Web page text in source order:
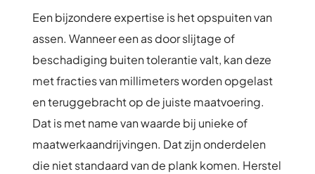
Een bijzondere expertise is het opspuiten van
assen. Wanneer een as door slijtage of
beschadiging buiten tolerantie valt, kan deze
met fracties van millimeters worden opgelast
en teruggebracht op de juiste maatvoering.
Dat is met name van waarde bij unieke of
maatwerkaandrijvingen. Dat zijn onderdelen
die niet standaard van de plank komen. Herstel